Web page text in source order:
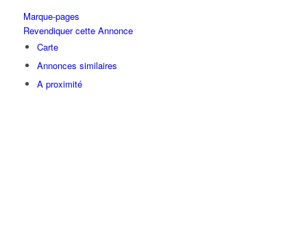
Marque-pages
Revendiquer cette Annonce
Carte
Annonces similaires
A proximité